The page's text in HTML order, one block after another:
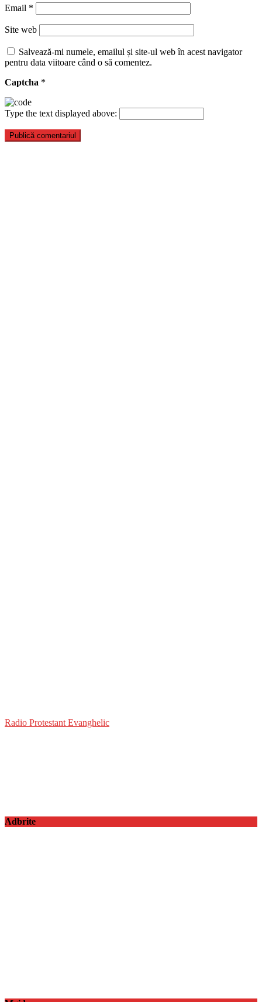
Email *
Site web
Salvează-mi numele, emailul și site-ul web în acest navigator
pentru data viitoare când o să comentez.
Captcha *
Type the text displayed above:
Radio Protestant Evanghelic
Adbrite